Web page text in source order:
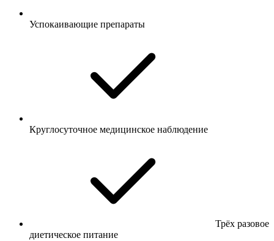
Успокаивающие препараты
Круглосуточное медицинское наблюдение
Трёх разовое
диетическое питание